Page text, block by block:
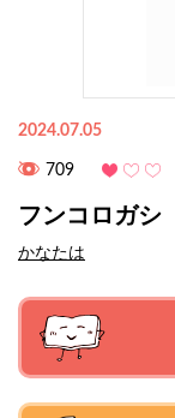
2024.07.05
709
フンコロガシ
かなたは